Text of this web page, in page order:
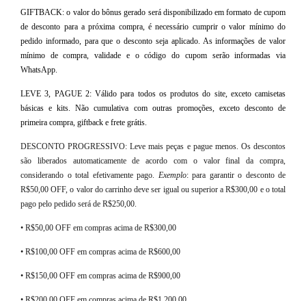
GIFTBACK: o valor do bônus gerado será disponibilizado em formato de cupom
de desconto para a próxima compra, é necessário cumprir o valor mínimo do
pedido informado, para que o desconto seja aplicado. As informações de valor
mínimo de compra, validade e o código do cupom serão informadas via
WhatsApp.
LEVE 3, PAGUE 2: Válido para todos os produtos do site, exceto camisetas
básicas e kits. Não cumulativa com outras promoções, exceto desconto de
primeira compra, giftback e frete grátis.
DESCONTO PROGRESSIVO: Leve mais peças e pague menos. Os descontos
são liberados automaticamente de acordo com o valor final da compra,
considerando o total efetivamente pago. Exemplo: para garantir o desconto de
R$50,00 OFF, o valor do carrinho deve ser igual ou superior a R$300,00 e o total
pago pelo pedido será de R$250,00.
• R$50,00 OFF em compras acima de R$300,00
• R$100,00 OFF em compras acima de R$600,00
• R$150,00 OFF em compras acima de R$900,00